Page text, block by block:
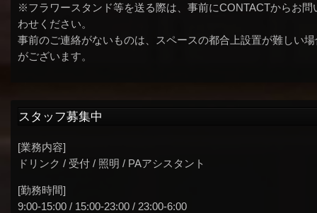
※フラワースタンド等を送る際は、事前にCONTACTからお問
わせください。
事前のご連絡がないものは、スペースの都合上設置が難しい場
がございます。
スタッフ募集中
[業務内容]
ドリンク / 受付 / 照明 / PAアシスタント
[勤務時間]
9:00-15:00 / 15:00-23:00 / 23:00-6:00